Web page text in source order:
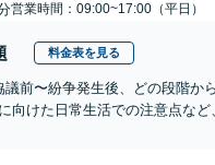
営業時間：09:00~17:00（平日）
料金表を見る
議前〜紛争発生後、どの段階
向けた日常生活での注意点な